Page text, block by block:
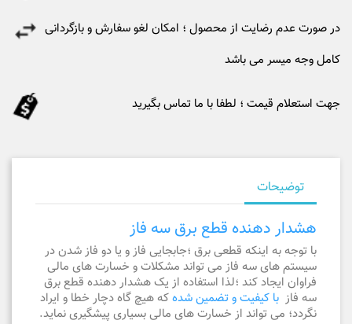
در صورت عدم رضایت از محصول ؛ امکان لغو سفارش و بازگردانی
کامل وجه میسر می باشد
جهت استعلام قیمت ؛ لطفا با ما تماس بگیرید
توضیحات
هشدار دهنده قطع برق سه فاز
با توجه به اینکه قطعی برق ؛جابجایی فاز و یا دو فاز شدن در
سیستم های سه فاز می تواند مشکلات و خسارت های مالی
فراوان ایجاد کند ؛لذا استفاده از یک هشدار دهنده قطع برق
سه فاز با کیفیت و تضمین شدهکه هیچ گاه دچار خطا و ایراد
نگردد؛ می تواند از خسارت های مالی بسیاری پیشگیری نماید.